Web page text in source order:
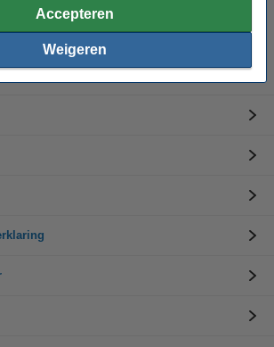
Accepteren
Weigeren
nodig? Bel ons op +32 (0)9 39 64 123
werkdagen van 8.30 tot 17 uur